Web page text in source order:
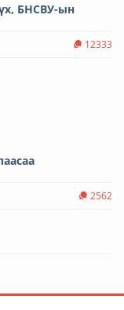
БНСВУ-ын
12333
2562